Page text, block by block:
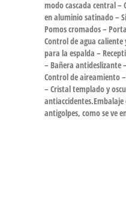
modo cascada central –
en aluminio satinado –
Pomos cromados –
Control de agua
para la espalda –
– Bañera antideslizante
Control de aireamiento
– Cristal templado y
antigolpes, como se ve